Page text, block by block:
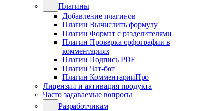
Плагины
Добавление плагинов
Плагин Вычислить формулу
Плагин Формат с разделителями
Плагин Проверка орфографии в
комментариях
Плагин Подпись PDF
Плагин Чат-бот
Плагин КомментарииПро
Лицензии и активация продукта
Часто задаваемые вопросы
Разработчикам